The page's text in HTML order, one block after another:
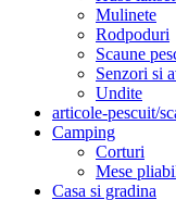
Mulinete
Rodpoduri
Scaune
Senzori si
Undite
articole-pescuit/
Camping
Corturi
Mese
Casa si gradina